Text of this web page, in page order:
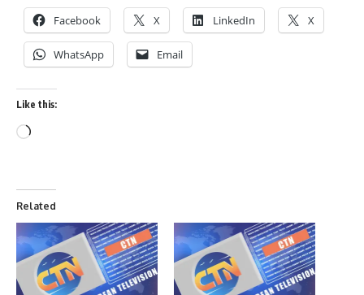
Facebook X LinkedIn X
WhatsApp Email
Like this:
Related